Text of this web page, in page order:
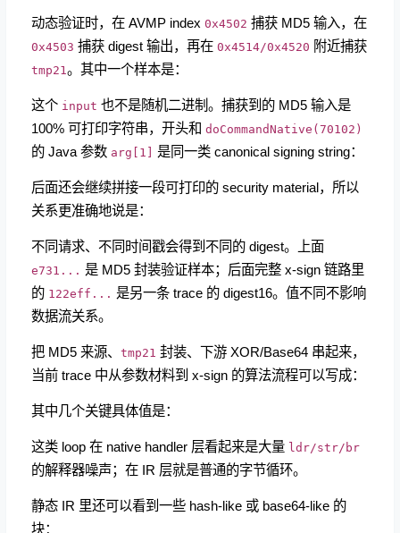
动态验证时，在 AVMP index 0x4502 捕获 MD5 输入，在
0x4503 捕获 digest 输出，再在 0x4514/0x4520 附近捕获
tmp21。其中一个样本是：
这个 input 也不是随机二进制。捕获到的 MD5 输入是
100% 可打印字符串，开头和 doCommandNative(70102)
的 Java 参数 arg[1] 是同一类 canonical signing string：
后面还会继续拼接一段可打印的 security material，所以
关系更准确地说是：
不同请求、不同时间戳会得到不同的 digest。上面
e731... 是 MD5 封装验证样本；后面完整 x-sign 链路里
的 122eff... 是另一条 trace 的 digest16。值不同不影响
数据流关系。
把 MD5 来源、 tmp21 封装、下游 XOR/Base64 串起来，
当前 trace 中从参数材料到 x-sign 的算法流程可以写成：
其中几个关键具体值是：
这类 loop 在 native handler 层看起来是大量 ldr/str/br
的解释器噪声；在 IR 层就是普通的字节循环。
静态 IR 里还可以看到一些 hash-like 或 base64-like 的
块：